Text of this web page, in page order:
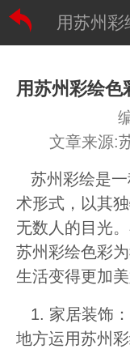
用苏州彩
用苏州彩绘色
文章来源:
苏州彩绘是一
术形式，以其
无数人的目光
苏州彩绘色彩
生活变得更加美
1. 家居装饰
地方运用苏州